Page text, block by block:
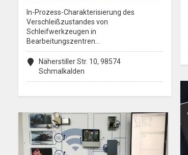
In-Prozess-Charakterisierung des
Verschleißzustandes von
Schleifwerkzeugen in
Bearbeitungszentren…
Näherstiller Str. 10, 98574
Schmalkalden